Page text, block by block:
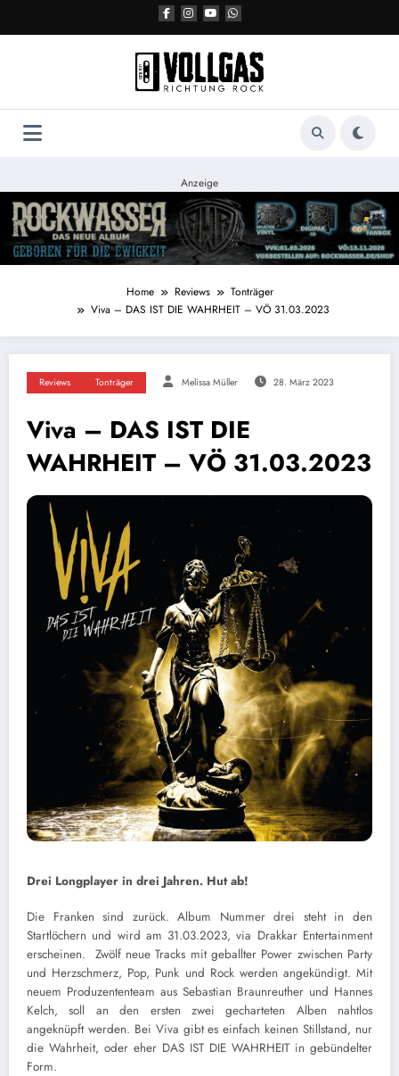
Anzeige
Home Reviews
Tonträger
Viva – DAS IST DIE WAHRHEIT – VÖ 31.03.2023
Reviews Tonträger Melissa Müller 28. März 2023
Viva – DAS IST DIE
WAHRHEIT – VÖ 31.03.2023
Drei Longplayer in drei Jahren. Hut ab!
Die Franken sind zurück. Album Nummer drei steht in den
Startlöchern und wird am 31.03.2023, via Drakkar Entertainment
erscheinen. Zwölf neue Tracks mit geballter Power zwischen Party
und Herzschmerz, Pop, Punk und Rock werden angekündigt. Mit
neuem Produzententeam aus Sebastian Braunreuther und Hannes
Kelch, soll an den ersten zwei gecharteten Alben nahtlos
angeknüpft werden. Bei Viva gibt es einfach keinen Stillstand, nur
die Wahrheit, oder eher DAS IST DIE WAHRHEIT in gebündelter
Form.